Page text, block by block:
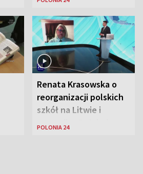
Renata Krasowska o
reorganizacji polskich
szkół na Litwie i
sytuacji w Połukniu
POLONIA 24